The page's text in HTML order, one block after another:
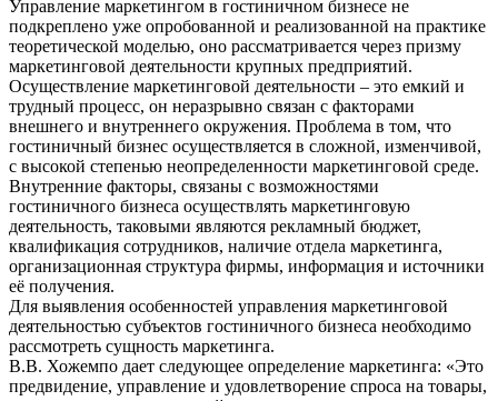
Управление маркетингом в гостиничном бизнесе не
подкреплено уже опробованной и реализованной на практике
теоретической моделью, оно рассматривается через призму
маркетинговой деятельности крупных предприятий.
Осуществление маркетинговой деятельности – это емкий и
трудный процесс, он неразрывно связан с факторами
внешнего и внутреннего окружения. Проблема в том, что
гостиничный бизнес осуществляется в сложной, изменчивой,
с высокой степенью неопределенности маркетинговой среде.
Внутренние факторы, связаны с возможностями
гостиничного бизнеса осуществлять маркетинговую
деятельность, таковыми являются рекламный бюджет,
квалификация сотрудников, наличие отдела маркетинга,
организационная структура фирмы, информация и источники
её получения.
Для выявления особенностей управления маркетинговой
деятельностью субъектов гостиничного бизнеса необходимо
рассмотреть сущность маркетинга.
В.В. Хожемпо дает следующее определение маркетинга: «Это
предвидение, управление и удовлетворение спроса на товары,